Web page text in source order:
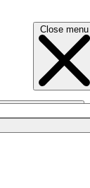
Close menu